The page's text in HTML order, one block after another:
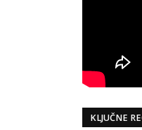
KLJUČNE